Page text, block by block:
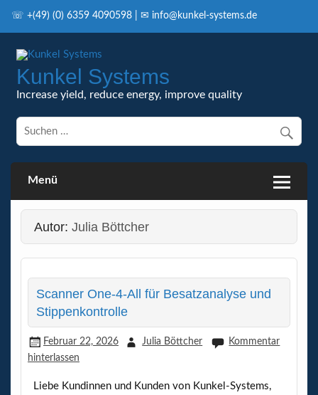
☏ +(49) (0) 6359 4090598 | ✉ info@kunkel-systems.de
Kunkel Systems
Increase yield, reduce energy, improve quality
Menü
Autor:Julia Böttcher
Scanner One-4-All für Besatzanalyse und
Stippenkontrolle
Februar 22, 2026 Julia Böttcher
Kommentar
hinterlassen
Liebe Kundinnen und Kunden von Kunkel-Systems,